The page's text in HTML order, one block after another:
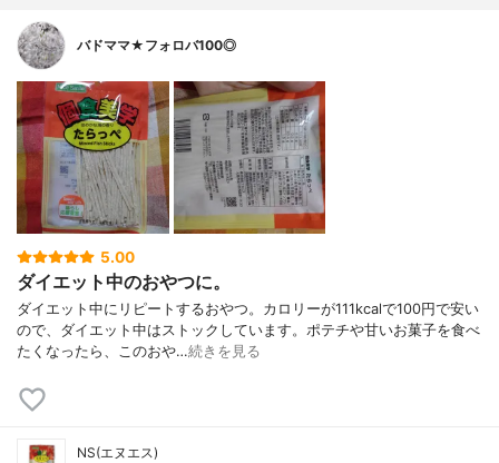
バドママ★フォロバ100◎
5.00
ダイエット中のおやつに。
ダイエット中にリピートするおやつ。カロリーが111kcalで100円で安い
ので、ダイエット中はストックしています。ポテチや甘いお菓子を食べ
たくなったら、このおや…続きを見る
NS(エヌエス)